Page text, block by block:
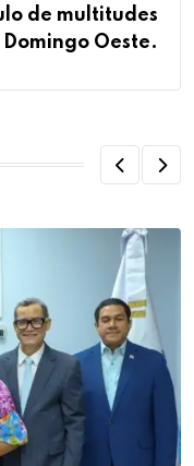
de multitudes
Domingo Oeste.